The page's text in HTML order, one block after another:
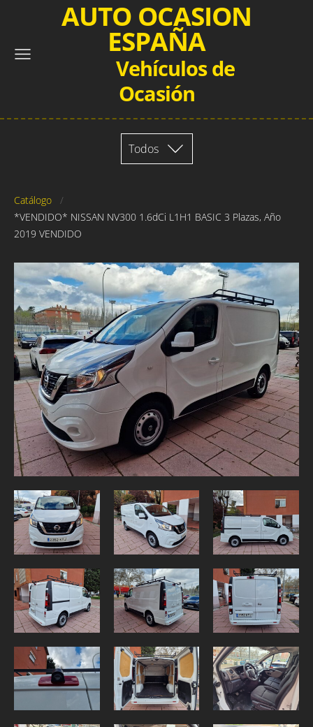
AUTO OCASION
ESPAÑA
Vehículos de
Ocasión
Todos
Catálogo
*VENDIDO* NISSAN NV300 1.6dCi L1H1 BASIC 3 Plazas, Año
2019 VENDIDO